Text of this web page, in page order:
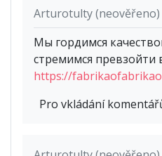
Arturotulty (neověřeno)
Мы гордимся
стремимся
https://
Pro vkládání